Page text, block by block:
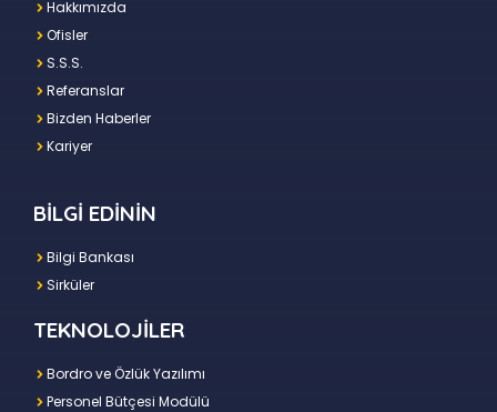
Hakkımızda
Ofisler
S.S.S.
Referanslar
Bizden Haberler
Kariyer
BİLGİ EDİNİN
Bilgi Bankası
Sirküler
TEKNOLOJİLER
Bordro ve Özlük Yazılımı
Personel Bütçesi Modülü